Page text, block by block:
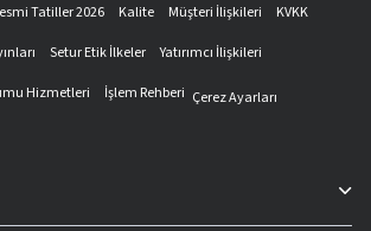
Tatiller 2026 Kalite Müşteri İlişkileri
KVKK
Setur Etik İlkeler
Yatırımcı İlişkileri
Hizmetleri
İşlem Rehberi Çerez Ayarları